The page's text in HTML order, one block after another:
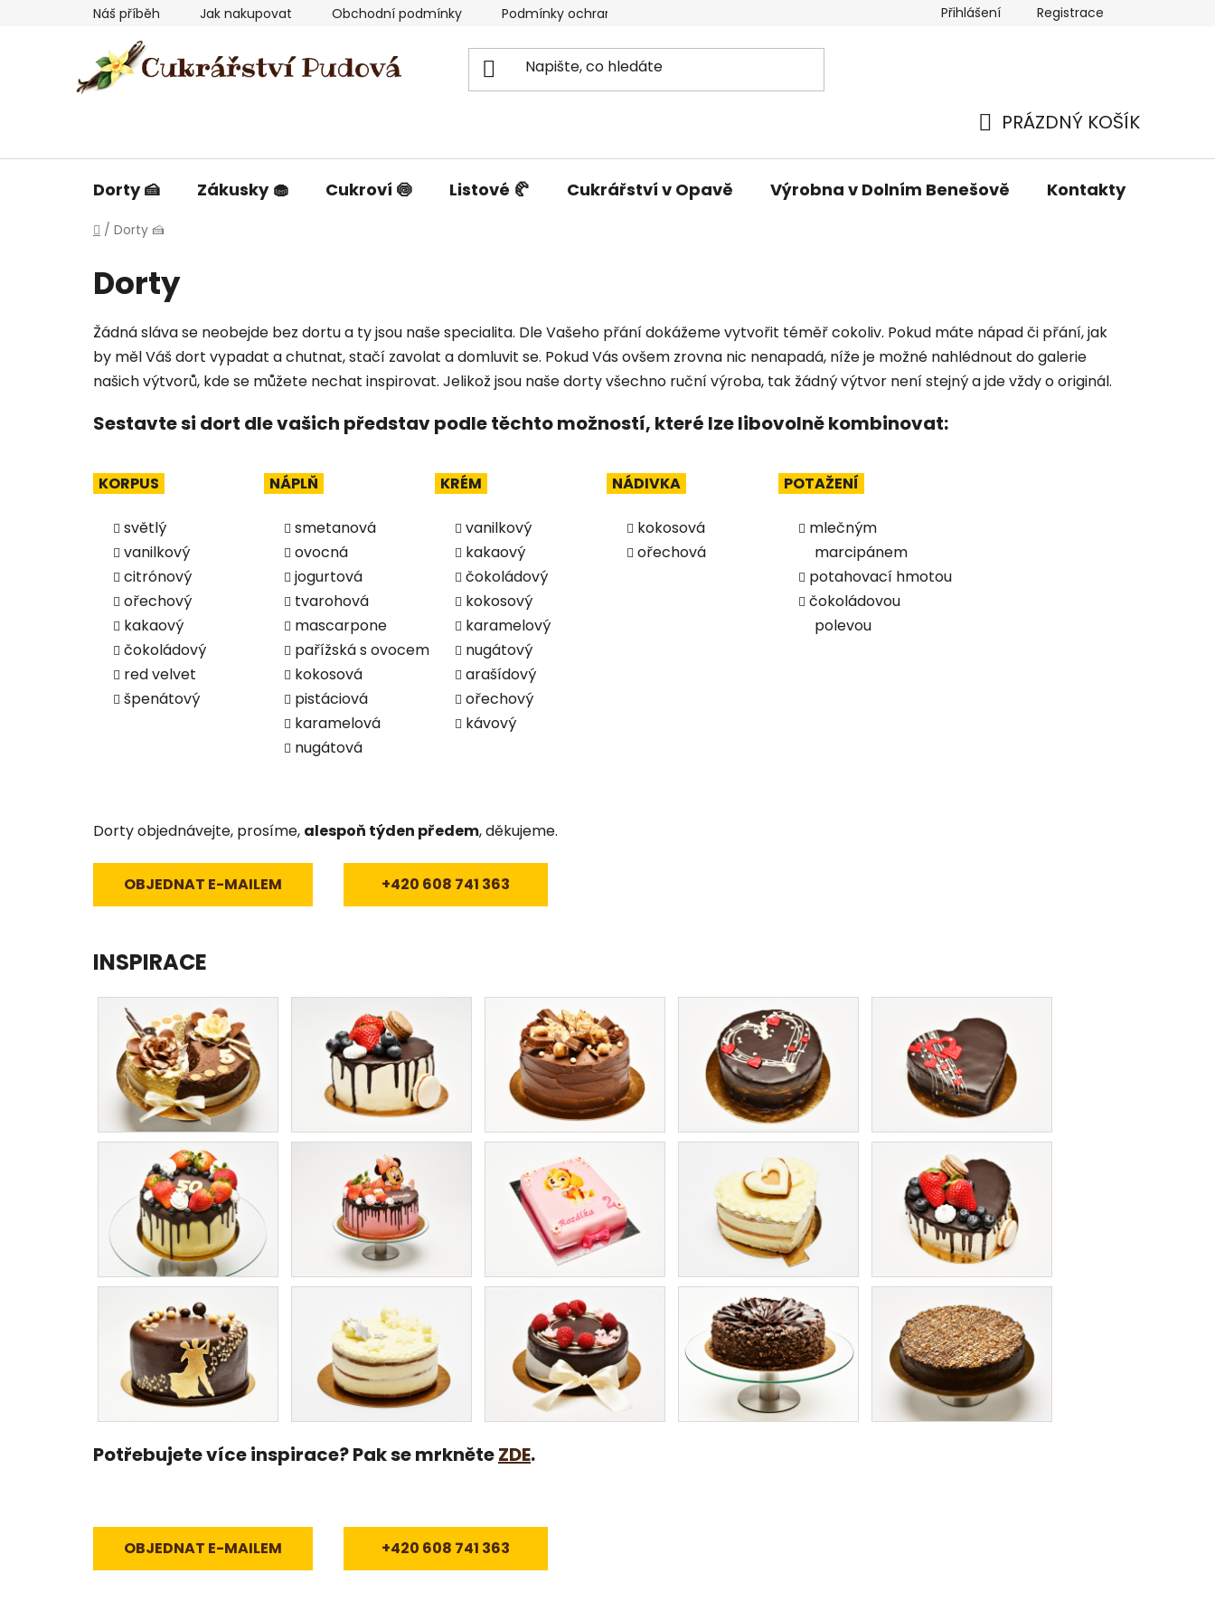
Náš příběh Jak nakupovat Obchodní podmínky Podmínky ochrany osobních údajů Přihlášení Registrace
KOŠÍK
PRÁZDNÝ KOŠÍK
Dorty 🍰 Zákusky 🧁 Cukroví 🍥 Listové 🥐 Cukrářství v Opavě Výrobna v Dolním Benešově Kontakty
Domů
/ Dorty 🍰
Dorty
Žádná sláva se neobejde bez dortu a ty jsou naše specialita. Dle Vašeho přání dokážeme vytvořit téměř cokoliv. Pokud máte nápad či přání, jak
by měl Váš dort vypadat a chutnat, stačí zavolat a domluvit se. Pokud Vás ovšem zrovna nic nenapadá, níže je možné nahlédnout do galerie
našich výtvorů, kde se můžete nechat inspirovat. Jelikož jsou naše dorty všechno ruční výroba, tak žádný výtvor není stejný a jde vždy o originál.
Sestavte si dort dle vašich představ podle těchto možností, které lze libovolně kombinovat:
KORPUS
světlý
vanilkový
citrónový
ořechový
kakaový
čokoládový
red velvet
špenátový
NÁPLŇ
smetanová
ovocná
jogurtová
tvarohová
mascarpone
pařížská s ovocem
kokosová
pistáciová
karamelová
nugátová
KRÉM
vanilkový
kakaový
čokoládový
kokosový
karamelový
nugátový
arašídový
ořechový
kávový
NÁDIVKA
kokosová
ořechová
POTAŽENÍ
mlečným
marcipánem
potahovací hmotou
čokoládovou
polevou
Dorty objednávejte, prosíme, alespoň týden předem,děkujeme.
OBJEDNAT E-MAILEM +420 608 741 363
INSPIRACE
Potřebujete více inspirace? Pak se mrkněteZDE.
OBJEDNAT E-MAILEM +420 608 741 363